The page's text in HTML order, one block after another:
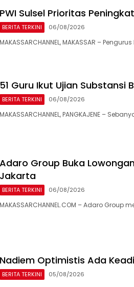
PWI Sulsel Prioritas
BERITA TERKINI 06/08/2026
MAKASSARCHANNEL, MAKASSAR –
51 Guru Ikut Ujian Substansi
BERITA TERKINI 06/08/2026
MAKASSARCHANNEL, PANGKAJENE –
Adaro Group Buka
Jakarta
BERITA TERKINI 06/08/2026
MAKASSARCHANNEL.COM – Adaro Group
Nadiem Optimistis Ada
BERITA TERKINI 05/08/2026